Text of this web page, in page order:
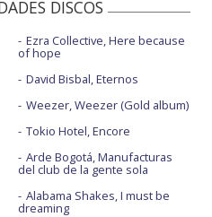
DISCOS
Ezra Collective, Here because
of hope
David Bisbal, Eternos
Weezer, Weezer (Gold album)
Tokio Hotel, Encore
Arde Bogotá, Manufacturas
del club de la gente sola
Alabama Shakes, I must be
dreaming